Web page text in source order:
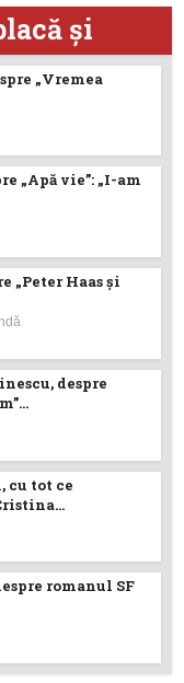
şi
„Vremea
„Apă vie”: „I-am
„Peter Haas și
despre
cu tot ce
romanul SF